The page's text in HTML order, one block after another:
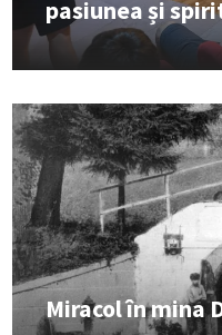
pasiunea și
Miracol în mina